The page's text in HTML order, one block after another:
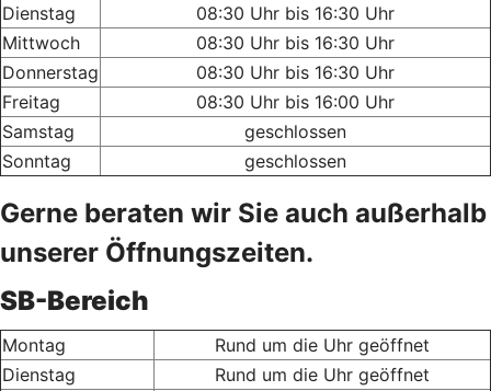
Dienstag
08:30 Uhr bis 16:30 Uhr
Mittwoch
08:30 Uhr bis 16:30 Uhr
Donnerstag
08:30 Uhr bis 16:30 Uhr
Freitag
08:30 Uhr bis 16:00 Uhr
Samstag
geschlossen
Sonntag
geschlossen
Gerne beraten wir Sie auch außerhalb
unserer Öffnungszeiten.
SB-Bereich
Montag
Rund um die Uhr geöffnet
Dienstag
Rund um die Uhr geöffnet